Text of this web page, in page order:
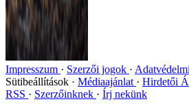
Impresszum Szerzői jogok
Sütibeállítások
Médiaajánlat Hirdetői
RSS
Szerzőinknek Írj nekünk